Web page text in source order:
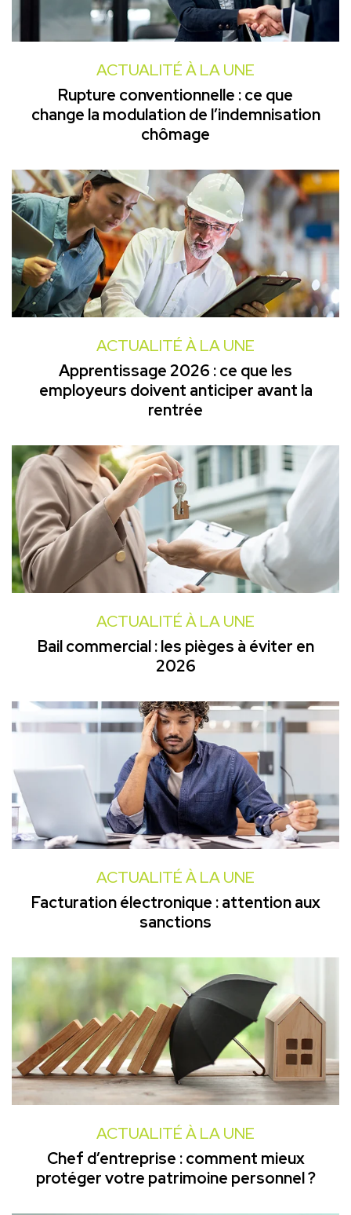
ACTUALITÉ À LA UNE
Rupture conventionnelle : ce que
change la modulation de l’indemnisation
chômage
ACTUALITÉ À LA UNE
Apprentissage 2026 : ce que les
employeurs doivent anticiper avant la
rentrée
ACTUALITÉ À LA UNE
Bail commercial : les pièges à éviter en
2026
ACTUALITÉ À LA UNE
Facturation électronique : attention aux
sanctions
ACTUALITÉ À LA UNE
Chef d’entreprise : comment mieux
protéger votre patrimoine personnel ?